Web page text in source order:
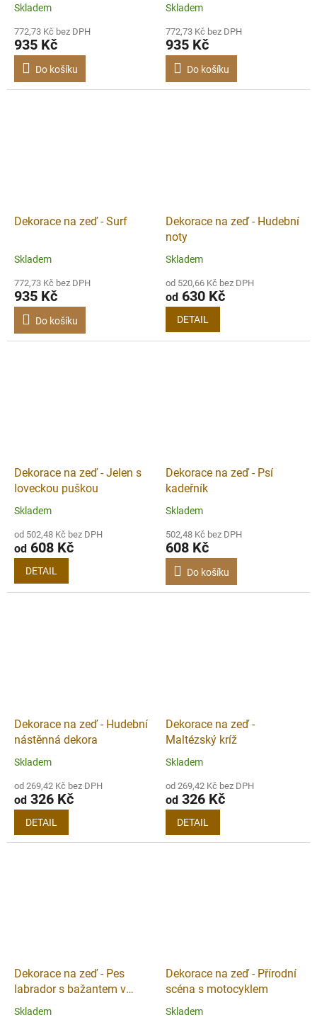
Skladem
772,73 Kč bez DPH
935 Kč
Do košíku
Skladem
772,73 Kč bez DPH
935 Kč
Do košíku
Dekorace na zeď - Surf
Skladem
772,73 Kč bez DPH
935 Kč
Do košíku
Dekorace na zeď - Hudební
noty
Skladem
od 520,66 Kč bez DPH
od 630 Kč
DETAIL
Dekorace na zeď - Jelen s
loveckou puškou
Skladem
od 502,48 Kč bez DPH
od 608 Kč
DETAIL
Dekorace na zeď - Psí
kadeřník
Skladem
502,48 Kč bez DPH
608 Kč
Do košíku
Dekorace na zeď - Hudební
nástěnná dekora
Skladem
od 269,42 Kč bez DPH
od 326 Kč
DETAIL
Dekorace na zeď -
Maltézský kríž
Skladem
od 269,42 Kč bez DPH
od 326 Kč
DETAIL
Dekorace na zeď - Pes
labrador s bažantem v
tlamě
Skladem
Dekorace na zeď - Přírodní
scéna s motocyklem
Skladem